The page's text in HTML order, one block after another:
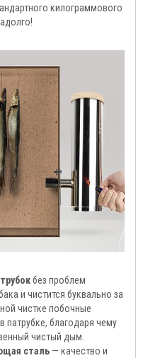
килограммового
без проблем
и чистится буквально за
чистке побочные
патрубке, благодаря чему
чистый дым.
сталь — качество и